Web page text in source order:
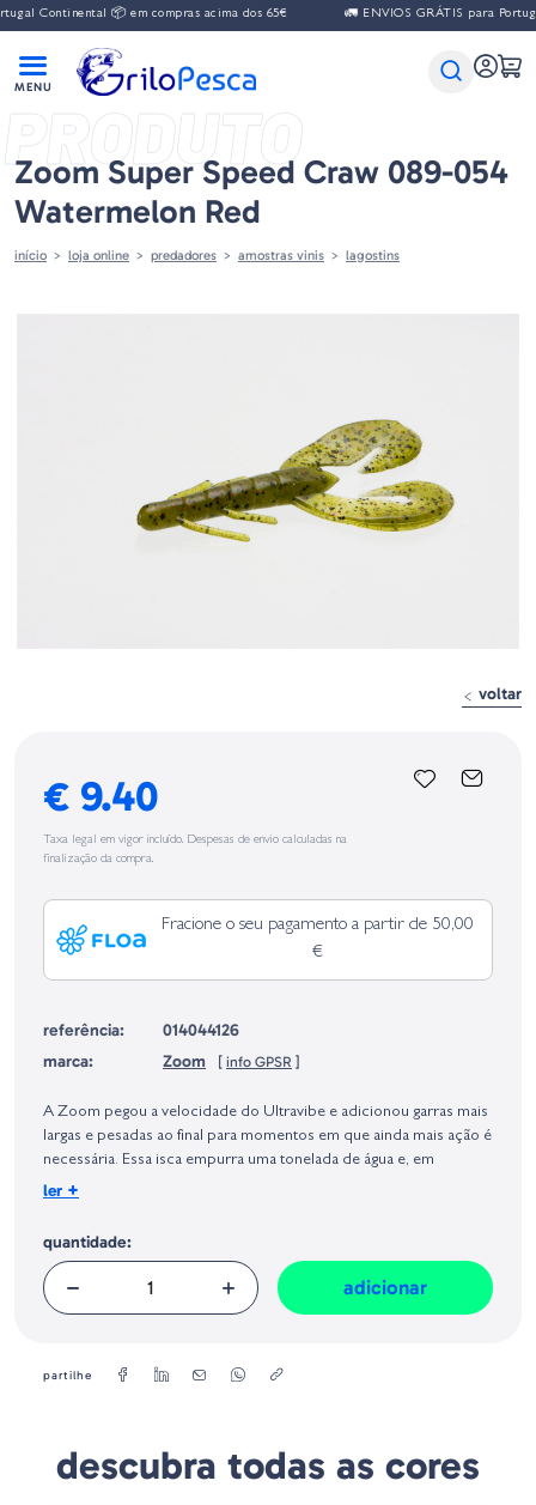
📦 em compras acima dos 65€ 🚛 ENVIOS GRÁTIS para Portugal
PRODUTO
Zoom Super Speed Craw 089-054
Watermelon Red
início loja online predadores amostras vinis lagostins
voltar
€ 9.40
Taxa legal em vigor incluído. Despesas de envio calculadas na
finalização da compra.
Fracione o seu pagamento a partir de 50,00
€
referência:
014044126
marca:
Zoom [ info GPSR ]
Europeia, dos produtos da marca, conforme requerido no Regulamento
Geral sobre a Segurança dos Produtos (GPSR):
A Zoom pegou a velocidade do Ultravibe e adicionou garras mais
largas e pesadas ao final para momentos em que ainda mais ação é
necessária. Essa isca empurra uma tonelada de água e, em
repouso, as garras se erguem em uma postura defensiva para
-Tamanho = 4"
-Quantidade = 8 Uds/Blister
-Lagostim
-Impregnado de sal
ler +
quantidade:
adicionar
partilhe
descubra todas as cores